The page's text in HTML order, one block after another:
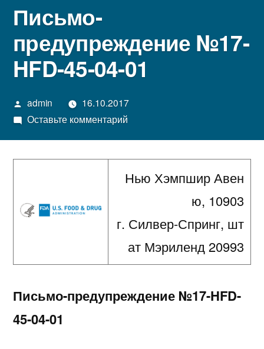
Письмо-
предупреждение №17-
HFD-45-04-01
Написано
автором
admin
16.10.2017
Оставьте комментарийк
HFD-
04-
Нью Хэмпшир Авен
ю, 10903
г. Силвер-Спринг, шт
ат Мэриленд 20993
Письмо-предупреждение №17-HFD-
45-04-01